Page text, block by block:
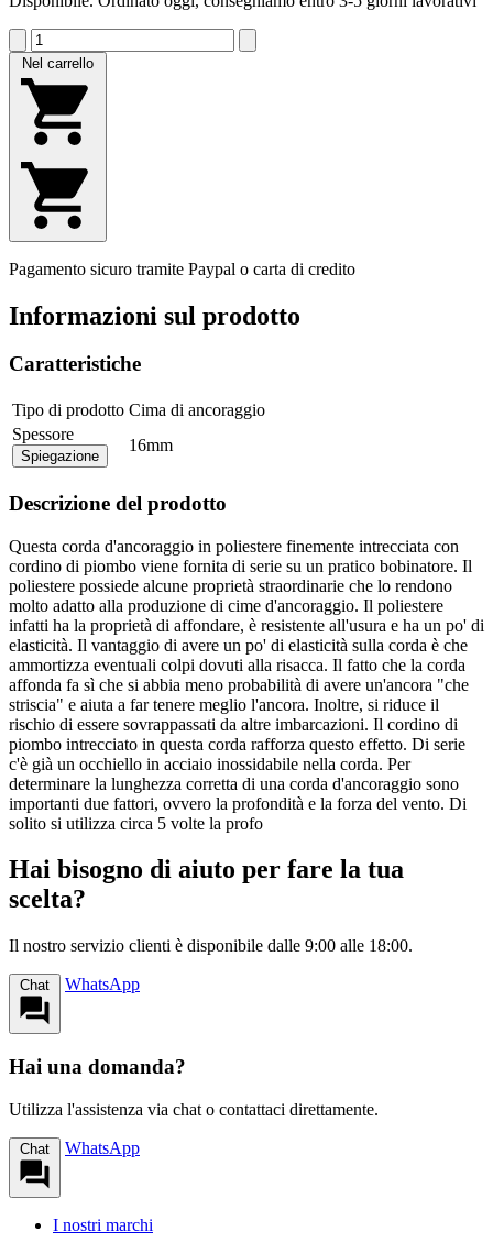
Nel carrello
Pagamento sicuro tramite Paypal o carta di credito
Informazioni sul prodotto
Caratteristiche
Tipo di prodotto Cima di ancoraggio
Spessore
Spiegazione
16mm
Descrizione del prodotto
Questa corda d'ancoraggio in poliestere finemente intrecciata con
cordino di piombo viene fornita di serie su un pratico bobinatore. Il
poliestere possiede alcune proprietà straordinarie che lo rendono
molto adatto alla produzione di cime d'ancoraggio. Il poliestere
infatti ha la proprietà di affondare, è resistente all'usura e ha un po' di
elasticità. Il vantaggio di avere un po' di elasticità sulla corda è che
ammortizza eventuali colpi dovuti alla risacca. Il fatto che la corda
affonda fa sì che si abbia meno probabilità di avere un'ancora "che
striscia" e aiuta a far tenere meglio l'ancora. Inoltre, si riduce il
rischio di essere sovrappassati da altre imbarcazioni. Il cordino di
piombo intrecciato in questa corda rafforza questo effetto. Di serie
c'è già un occhiello in acciaio inossidabile nella corda. Per
determinare la lunghezza corretta di una corda d'ancoraggio sono
importanti due fattori, ovvero la profondità e la forza del vento. Di
solito si utilizza circa 5 volte la profo
Hai bisogno di aiuto per fare la tua
scelta?
Il nostro servizio clienti è disponibile dalle 9:00 alle 18:00.
Chat WhatsApp
Hai una domanda?
Utilizza l'assistenza via chat o contattaci direttamente.
Chat WhatsApp
I nostri marchi